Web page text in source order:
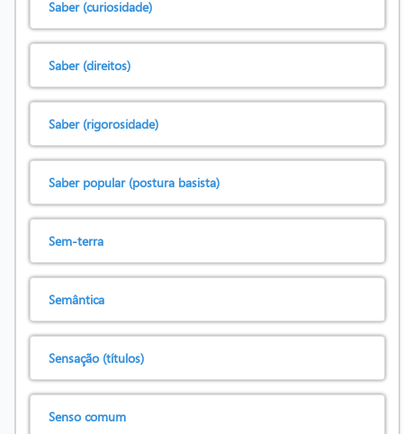
Saber (curiosidade)
Saber (direitos)
Saber (rigorosidade)
Saber popular (postura basista)
Sem-terra
Semântica
Sensação (títulos)
Senso comum